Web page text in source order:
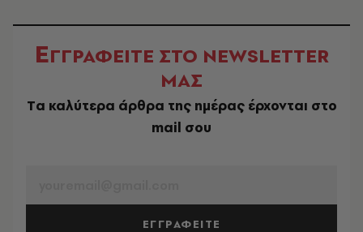
ΕΓΓΡΑΦΕΙΤΕ ΣΤΟ NEWSLETTER
ΜΑΣ
Tα καλύτερα άρθρα της ημέρας έρχονται στο
mail σου
ΕΓΓΡΑΦΕΙΤΕ